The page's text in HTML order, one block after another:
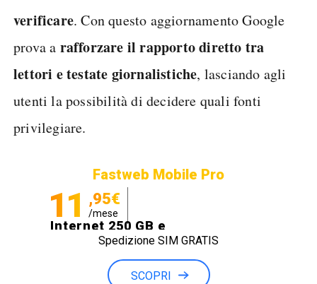
verificare. Con questo aggiornamento Google
prova a rafforzare il rapporto diretto tra
lettori e testate giornalistiche, lasciando agli
utenti la possibilità di decidere quali fonti
privilegiare.
Fastweb Mobile Pro
11 ,95€
/mese
Internet 250 GB e
Minuti illimitati
Spedizione SIM GRATIS
SCOPRI